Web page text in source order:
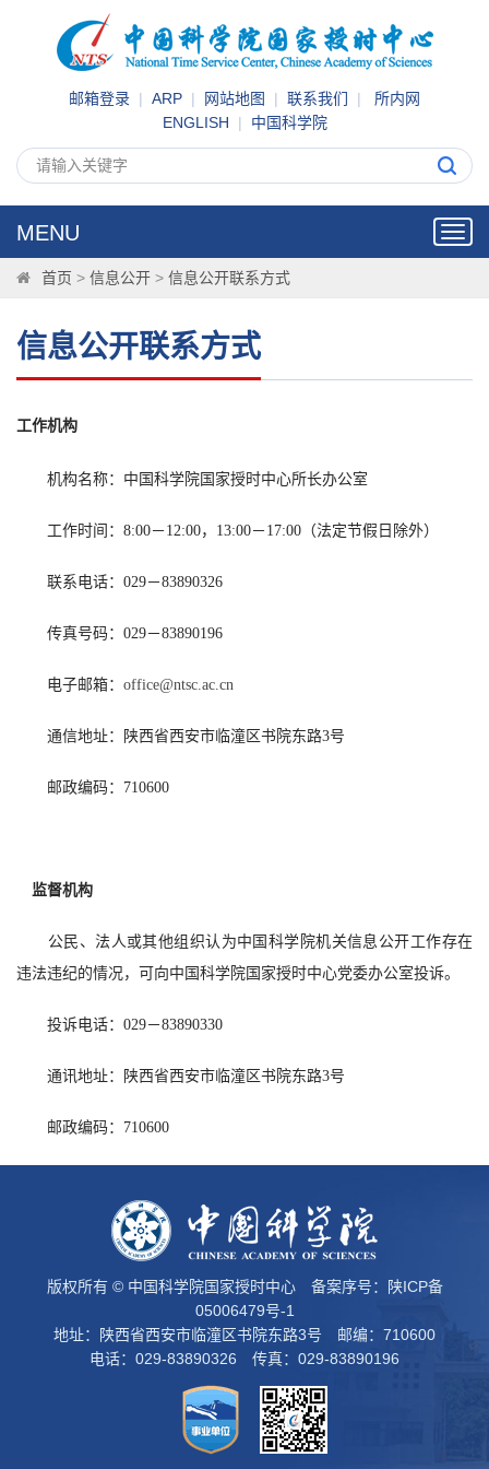
邮箱登录 | ARP | 网站地图 | 联系我们 | 所内网
ENGLISH | 中国科学院
MENU
首页 > 信息公开 > 信息公开联系方式
信息公开联系方式
工作机构
机构名称：中国科学院国家授时中心所长办公室
工作时间：8:00－12:00，13:00－17:00（法定节假日除外）
联系电话：029－83890326
传真号码：029－83890196
电子邮箱： office@ntsc.ac.cn
通信地址：陕西省西安市临潼区书院东路3号
邮政编码：710600
监督机构
公民、法人或其他组织认为中国科学院机关信息公开工作存在
违法违纪的情况，可向中国科学院国家授时中心党委办公室投诉。
投诉电话：029－83890330
通讯地址：陕西省西安市临潼区书院东路3号
邮政编码：710600
版权所有 © 中国科学院国家授时中心 备案序号：
陕ICP备
05006479号-1
地址：陕西省西安市临潼区书院东路3号 邮编：710600
电话：029-83890326 传真：029-83890196